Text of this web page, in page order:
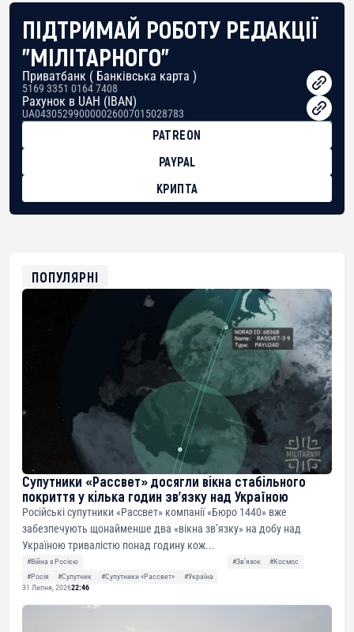
ПІДТРИМАЙ РОБОТУ РЕДАКЦІЇ
"МІЛІТАРНОГО"
Приватбанк ( Банківська карта )
5169 3351 0164 7408
Рахунок в UAH (IBAN)
UA043052990000026007015028783
PATREON
PAYPAL
КРИПТА
0xfD02863D3289416fcF50975c9DFda13623f97758
ПОПУЛЯРНІ
Супутники «Рассвет» досягли вікна стабільного
покриття у кілька годин зв’язку над Україною
Російські супутники «Рассвет» компанії «Бюро 1440» вже
забезпечують щонайменше два «вікна зв’язку» на добу над
Україною тривалістю понад годину кож...
#Війна з Росією #Звʼязок
#Космос
#Росія
#Супутник #Супутники «Рассвет»
#Україна
31 Липня, 202622:46